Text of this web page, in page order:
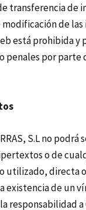
transferencia de
de
está prohibida
por parte
S.L no
o de
utilizado, directa
existencia de un
responsabilidad a